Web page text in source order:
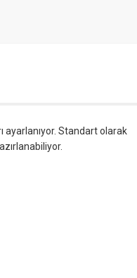
ayarlanıyor. Standart olarak